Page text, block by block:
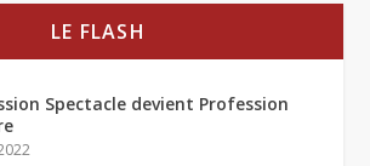
LE FLASH
Spectacle devient Profession